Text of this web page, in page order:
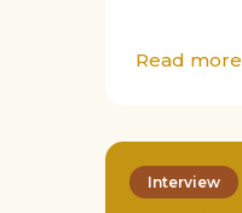
Read more
Interview